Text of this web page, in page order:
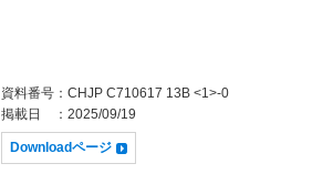
資料番号 ：CHJP C710617 13B <1>-0
掲載日
：2025/09/19
Downloadページ